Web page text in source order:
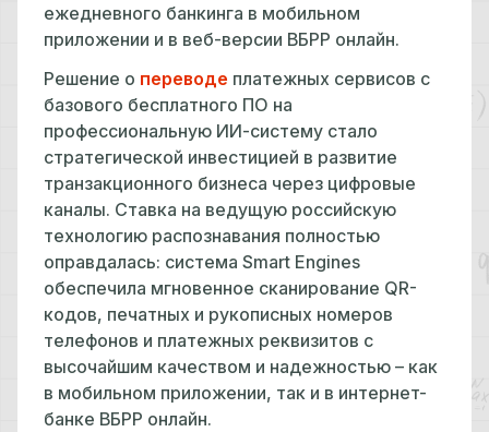
ежедневного банкинга в мобильном
приложении и в веб-версии ВБРР онлайн.
Решение о переводе платежных сервисов с
базового бесплатного ПО на
профессиональную ИИ-систему стало
стратегической инвестицией в развитие
транзакционного бизнеса через цифровые
каналы. Ставка на ведущую российскую
технологию распознавания полностью
оправдалась: система Smart Engines
обеспечила мгновенное сканирование QR-
кодов, печатных и рукописных номеров
телефонов и платежных реквизитов с
высочайшим качеством и надежностью – как
в мобильном приложении, так и в интернет-
банке ВБРР онлайн.